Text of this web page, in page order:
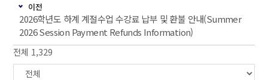
이전
2026학년도 하계 계절수업 수강료 납부 및 환불 안내(Summer
2026 Session Payment Refunds Information)
전체 1,329